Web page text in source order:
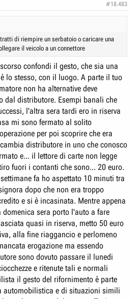
#18.483
di riempire un serbatoio o caricare una
il veicolo a un connettore
confondi il gesto, che sia una
lo stesso, con il luogo. A parte il tuo
non ha alternative deve
dal distributore. Esempi banali che
l'altra sera tardi ero in riserva
mi sono fermato al solito
per poi scoprire che era
distributore in uno che conosco
e... il lettore di carte non legge
fuori i contanti che sono... 20 euro.
fa ho aspettato 10 minuti tra
dopo che non era troppo
e si è incasinata. Mentre appena
domenica sera porto l'auto a fare
quasi in riserva, metto 50 euro
alla fine riaggancio e perlomeno
erogazione ma essendo
sono dovuto passare il lunedi
e ritenute tali e normali
il gesto del rifornimento è parte
automobilistica e di situazioni simili